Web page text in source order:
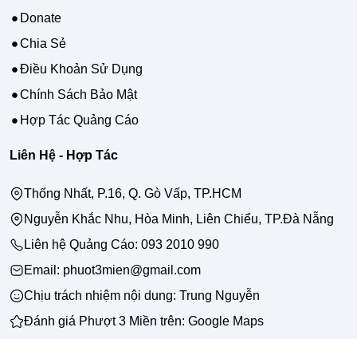
Donate
Chia Sẻ
Điều Khoản Sử Dụng
Chính Sách Bảo Mật
Hợp Tác Quảng Cáo
Liên Hệ - Hợp Tác
Thống Nhất, P.16, Q. Gò Vấp, TP.HCM
Nguyễn Khắc Nhu, Hòa Minh, Liên Chiểu, TP.Đà Nẵng
Liên hệ Quảng Cáo: 093 2010 990
Email: phuot3mien@gmail.com
Chịu trách nhiệm nội dung: Trung Nguyễn
Đánh giá Phượt 3 Miền trên: Google Maps